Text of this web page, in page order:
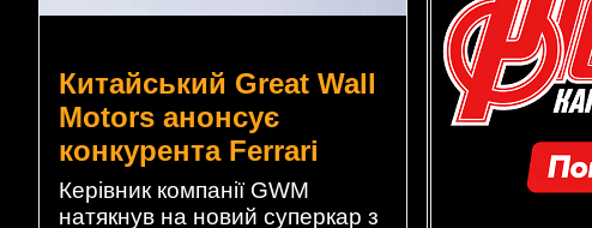
Китайський Great Wall
Motors анонсує
конкурента Ferrari
Керівник компанії GWM
натякнув на новий суперкар з